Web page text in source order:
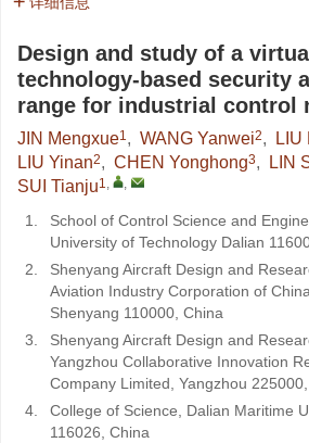
Design and study of a
technology-based security
range for industrial control
JIN Mengxue1, WANG Yanwei2, LIU
LIU Yinan2, CHEN Yonghong3, LIN
SUI Tianju1, ,
1.
School of Control Science and
University of Technology Dalian
2.
Shenyang Aircraft Design and
Aviation Industry Corporation of China
Shenyang 110000, China
3.
Shenyang Aircraft Design and
Yangzhou Collaborative Innovation
Company Limited, Yangzhou
4.
College of Science, Dalian Maritime
116026, China